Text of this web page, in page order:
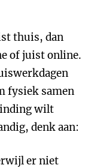
thuis, dan
of juist online.
fysiek samen
wilt
denk aan:
er niet